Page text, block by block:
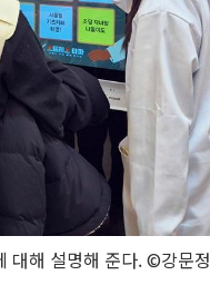
대해 설명해 준다. ©강문정